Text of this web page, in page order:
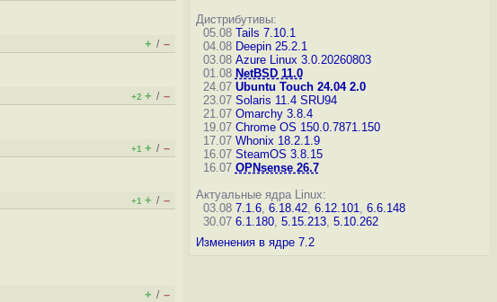
+ / –
+2 + / –
+1 + / –
+1 + / –
+ / –
Дистрибутивы:
05.08 Tails 7.10.1
04.08 Deepin 25.2.1
03.08 Azure Linux 3.0.20260803
01.08 NetBSD 11.0
24.07 Ubuntu Touch 24.04 2.0
23.07 Solaris 11.4 SRU94
21.07 Omarchy 3.8.4
19.07 Chrome OS 150.0.7871.150
17.07 Whonix 18.2.1.9
16.07 SteamOS 3.8.15
16.07 OPNsense 26.7
Актуальные ядра Linux:
03.08 7.1.6, 6.18.42, 6.12.101, 6.6.148
30.07 6.1.180, 5.15.213, 5.10.262
Изменения в ядре 7.2